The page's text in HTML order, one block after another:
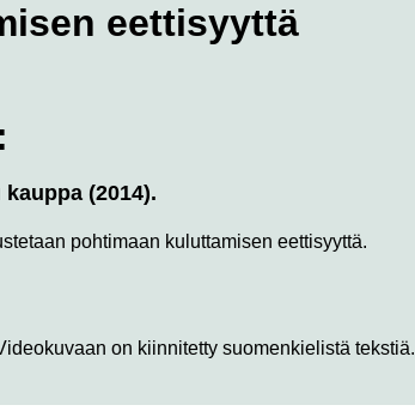
eettisyyttä
(2014).
pohtimaan kuluttamisen eettisyyttä.
on kiinnitetty suomenkielistä tekstiä.